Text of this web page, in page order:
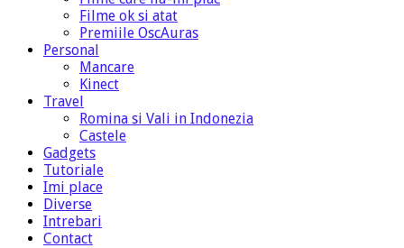
Filme ok si atat
Premiile OscAuras
Personal
Mancare
Kinect
Travel
Romina si Vali in Indonezia
Castele
Gadgets
Tutoriale
Imi place
Diverse
Intrebari
Contact